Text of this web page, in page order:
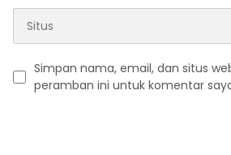
Simpan nama, email, dan situs
peramban ini untuk komentar